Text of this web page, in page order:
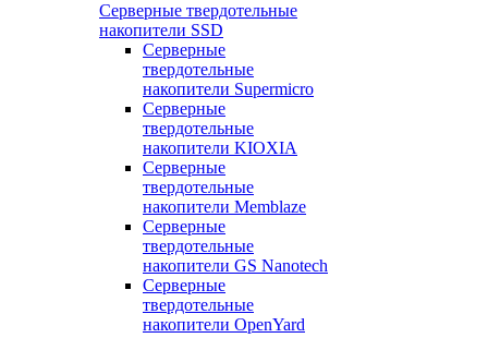
Серверные твердотельные
накопители SSD
Cерверные
твердотельные
накопители Supermicro
Cерверные
твердотельные
накопители KIOXIA
Cерверные
твердотельные
накопители Memblaze
Cерверные
твердотельные
накопители GS Nanotech
Серверные
твердотельные
накопители OpenYard